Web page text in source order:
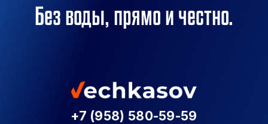
Без воды, прямо и честно.
+7 (958) 580-59-59